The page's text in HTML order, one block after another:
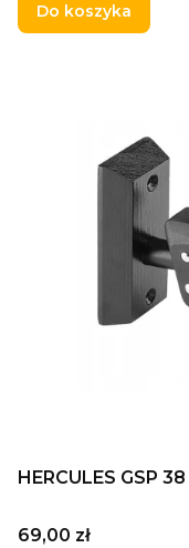
Do koszyka
HERCULES GSP
Cena
69,00 zł